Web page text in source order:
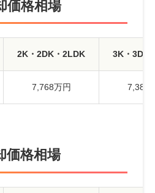
価格相場
2K・2DK・2LDK 3K・3DK
7,768万円 7,381
価格相場